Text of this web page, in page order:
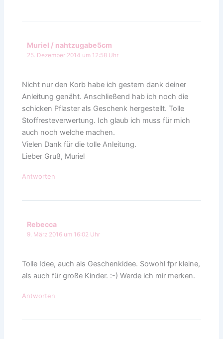
Muriel / nahtzugabe5cm
25. Dezember 2014 um 12:58 Uhr
Nicht nur den Korb habe ich gestern dank deiner
Anleitung genäht. Anschließend hab ich noch die
schicken Pflaster als Geschenk hergestellt. Tolle
Stoffresteverwertung. Ich glaub ich muss für mich
auch noch welche machen.
Vielen Dank für die tolle Anleitung.
Lieber Gruß, Muriel
Antworten
Rebecca
9. März 2016 um 16:02 Uhr
Tolle Idee, auch als Geschenkidee. Sowohl fpr kleine,
als auch für große Kinder. :-) Werde ich mir merken.
Antworten